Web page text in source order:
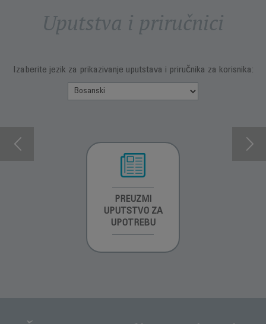
Uputstva i priručnici
Izaberite jezik za prikazivanje uputstava i priručnika za korisnika:
PREUZMI
UPUTSTVO ZA
UPOTREBU